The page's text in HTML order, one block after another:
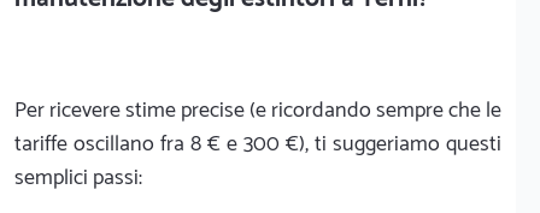
Per ricevere stime precise (e ricordando sempre che le
tariffe oscillano fra 8 € e 300 €), ti suggeriamo questi
semplici passi: